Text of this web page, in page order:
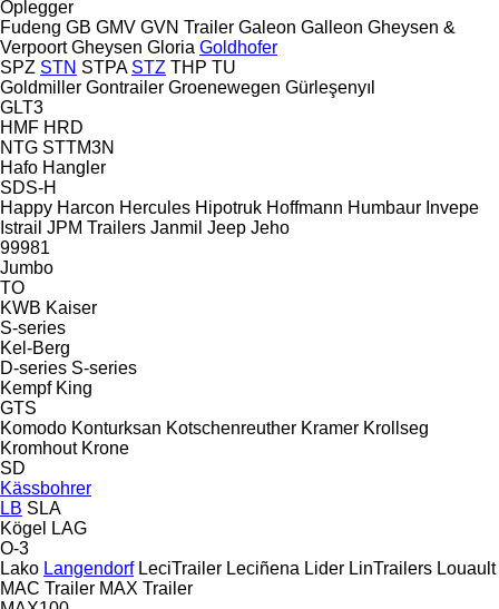
Oplegger
Fudeng GB GMV GVN Trailer Galeon Galleon Gheysen &
Verpoort Gheysen Gloria Goldhofer
SPZ STN STPA STZ THP TU
Goldmiller Gontrailer Groenewegen Gürleşenyıl
GLT3
HMF HRD
NTG STTM3N
Hafo Hangler
SDS-H
Happy Harcon Hercules Hipotruk Hoffmann Humbaur Invepe
Istrail JPM Trailers Janmil Jeep Jeho
99981
Jumbo
TO
KWB Kaiser
S-series
Kel-Berg
D-series S-series
Kempf King
GTS
Komodo Konturksan Kotschenreuther Kramer Krollseg
Kromhout Krone
SD
Kässbohrer
LB SLA
Kögel
LAG
O-3
Lako Langendorf LeciTrailer Leciñena Lider LinTrailers Louault
MAC Trailer MAX Trailer